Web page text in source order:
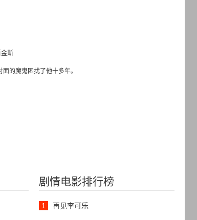
金斯
的魔鬼困扰了他十多年。
剧情电影排行榜
1 再见李可乐